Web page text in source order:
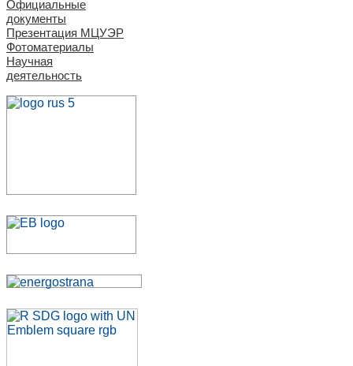
Официальные
документы
Презентация МЦУЭР
Фотоматериалы
Научная
деятельность